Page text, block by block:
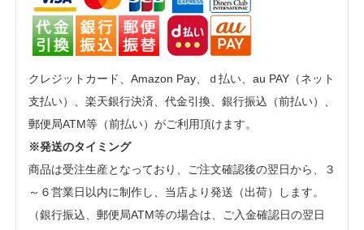
クレジットカード、Amazon Pay、ｄ払い、au PAY（ネット
支払い）、楽天銀行決済、代金引換、銀行振込（前払い）、
郵便局ATM等（前払い）がご利用頂けます。
※発送のタイミング
商品は受注生産となっており、ご注文確認後の翌日から、３
～６営業日以内に制作し、当店より発送（出荷）します。
（銀行振込、郵便局ATM等の場合は、ご入金確認日の翌日